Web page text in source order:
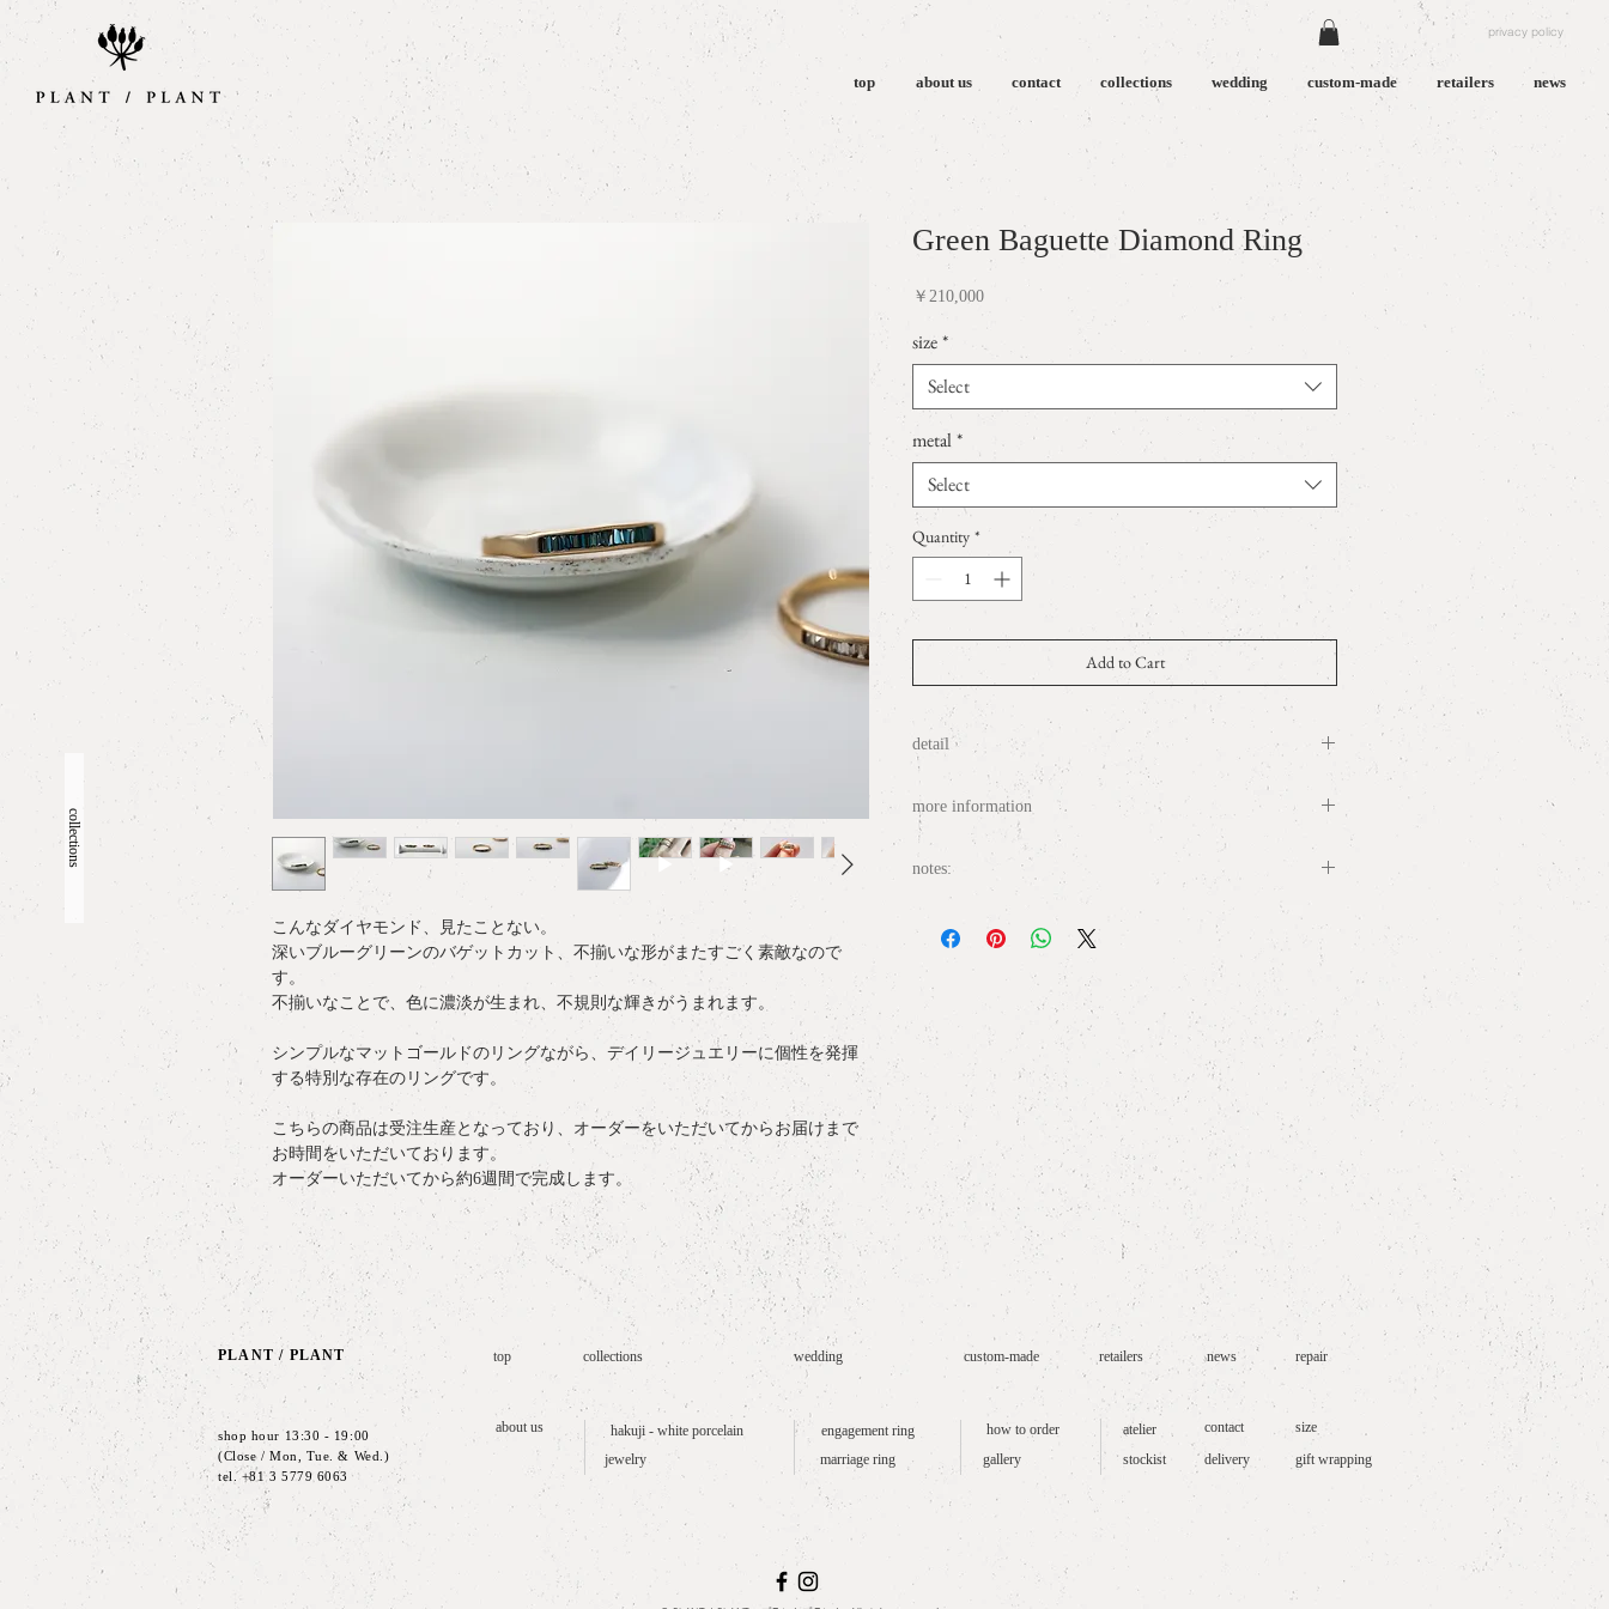
privacy policy
top about us contact collections wedding custom-made retailers news
collections
こんなダイヤモンド、見たことない。
深いブルーグリーンのバゲットカット、不揃いな形がまたすごく素敵なので
す。
不揃いなことで、色に濃淡が生まれ、不規則な輝きがうまれます。
シンプルなマットゴールドのリングながら、デイリージュエリーに個性を発揮
する特別な存在のリングです。
こちらの商品は受注生産となっており、オーダーをいただいてからお届けまで
お時間をいただいております。
オーダーいただいてから約6週間で完成します。
Green Baguette Diamond Ring
￥210,000Price
size*
Select
metal*
Select
Quantity *
Add to Cart
detail
materia
l : K18YG , 0.2ct RoyalBlue Diamond
size range: #6～#11
width
: 0.2cm
thickness
: 0.2cm
more information
ラッピングについて / gift wrapping
配送について / delivery
サイズ表記について / ring size and measurement
お問い合わせ / contact
notes:
・全てのリングは、受注生産となりますのでオーダーい
ただいてからお届けまでお時間をいただいております。
・リングサイズは日本サイズ規格を採用しています。海
外の方は、「more infomation」よりサイズ比較表をご参
照ください。
・ダイヤモンドの特性上、±0.05ctの誤差が生じます。
・K18YG製のみのお取り扱いです。
PLANT / PLANT top collections wedding custom-made retailers news repair
shop hour 13:30 - 19:00
(Close / Mon, Tue. & Wed.)
tel. +81 3 5779 6063
about us
hakuji - white porcelain
jewelry
engagement ring
marriage ring
how to order
gallery
atelier
stockist
contact
delivery
size
gift wrapping